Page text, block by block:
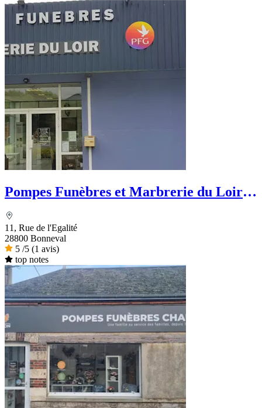
Pompes Funèbres et Marbrerie du Loir -
11, Rue de l'Egalité
28800 Bonneval
5 /5 (1 avis)
top notes